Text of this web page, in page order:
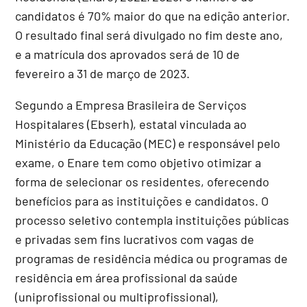
candidatos é 70% maior do que na edição anterior.
O resultado final será divulgado no fim deste ano,
e a matrícula dos aprovados será de 10 de
fevereiro a 31 de março de 2023.
Segundo a Empresa Brasileira de Serviços
Hospitalares (Ebserh), estatal vinculada ao
Ministério da Educação (MEC) e responsável pelo
exame, o Enare tem como objetivo otimizar a
forma de selecionar os residentes, oferecendo
benefícios para as instituições e candidatos. O
processo seletivo contempla instituições públicas
e privadas sem fins lucrativos com vagas de
programas de residência médica ou programas de
residência em área profissional da saúde
(uniprofissional ou multiprofissional),